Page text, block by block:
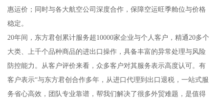
惠运价；同时与各大航空公司深度合作，保障空运旺季舱位与价格
稳定。
20年间，东方君创累计服务超10000家企业与个人客户，精通20多个
大类、上千个品种商品的进出口操作，具备丰富的异常处理与风险
防控能力。从客户评价来看，众多客户对其服务表示高度认可。有
客户表示“与东方君创合作多年，从进口代理到出口退税，一站式服
务省心高效，团队专业靠谱，帮我们解决了很多外贸难题，是值得